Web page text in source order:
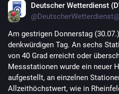
Deutscher Wetterdienst
Am gestrigen Donnerstag
denkwürdigen Tag. An sechs
von 40 Grad erreicht oder
Messstationen wurde ein neuer
aufgestellt, an einzelnen
Allzeithöchstwert, wie in